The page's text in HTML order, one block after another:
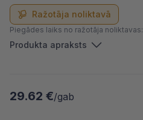
Ražotāja noliktavā
Piegādes laiks no ražotāja noliktavas:
Produkta apraksts
29.62 €/gab